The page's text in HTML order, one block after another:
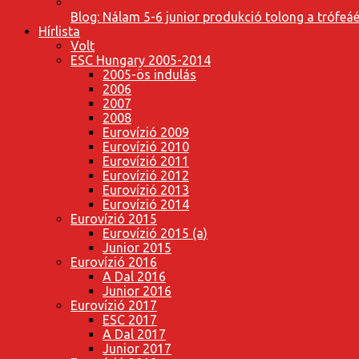
Blog: Nálam 5-6 junior produkció tolong a
Hírlista
Volt
ESC Hungary 2005-2014
2005-ös indulás
2006
2007
2008
Eurovízió 2009
Eurovízió 2010
Eurovízió 2011
Eurovízió 2012
Eurovízió 2013
Eurovízió 2014
Eurovízió 2015
Eurovízió 2015 (a)
Junior 2015
Eurovízió 2016
A Dal 2016
Junior 2016
Eurovízió 2017
ESC 2017
A Dal 2017
Junior 2017